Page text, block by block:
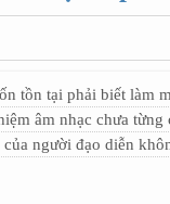
tồn tại phải biết làm
âm nhạc chưa
người đạo diễn